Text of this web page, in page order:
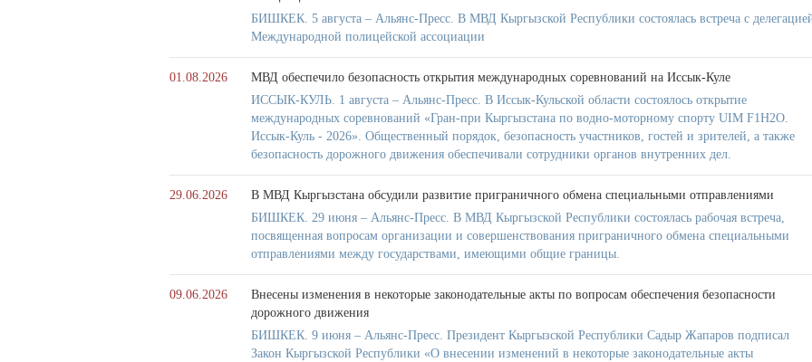
БИШКЕК. 5 августа – Альянс-Пресс. В МВД Кыргызской Республики состоялась встреча с
Международной полицейской ассоциации
01.08.2026
МВД обеспечило безопасность открытия международных соревнований на Иссык-Куле
ИССЫК-КУЛЬ. 1 августа – Альянс-Пресс. В Иссык-Кульской области состоялось открытие
международных соревнований «Гран-при Кыргызстана по водно-моторному спорту UIM F1H2O.
Иссык-Куль - 2026». Общественный порядок, безопасность участников, гостей и зрителей, а также
безопасность дорожного движения обеспечивали сотрудники органов внутренних дел.
29.06.2026
В МВД Кыргызстана обсудили развитие приграничного обмена специальными отправлениями
БИШКЕК. 29 июня – Альянс-Пресс. В МВД Кыргызской Республики состоялась рабочая встреча,
посвященная вопросам организации и совершенствования приграничного обмена специальными
отправлениями между государствами, имеющими общие границы.
09.06.2026
Внесены изменения в некоторые законодательные акты по вопросам обеспечения безопасности
дорожного движения
БИШКЕК. 9 июня – Альянс-Пресс. Президент Кыргызской Республики Садыр Жапаров подписал
Закон Кыргызской Республики «О внесении изменений в некоторые законодательные акты